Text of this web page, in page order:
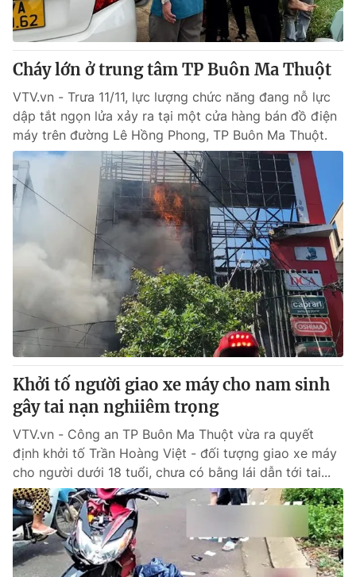
Cháy lớn ở trung tâm TP Buôn Ma Thuột
VTV.vn - Trưa 11/11, lực lượng chức năng đang nỗ lực
dập tắt ngọn lửa xảy ra tại một cửa hàng bán đồ điện
máy trên đường Lê Hồng Phong, TP Buôn Ma Thuột.
Khởi tố người giao xe máy cho nam sinh
gây tai nạn nghiiêm trọng
VTV.vn - Công an TP Buôn Ma Thuột vừa ra quyết
định khởi tố Trần Hoàng Việt - đối tượng giao xe máy
cho người dưới 18 tuổi, chưa có bằng lái dẫn tới tai...